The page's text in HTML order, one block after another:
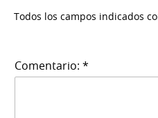
Todos los campos indicados
Comentario: *